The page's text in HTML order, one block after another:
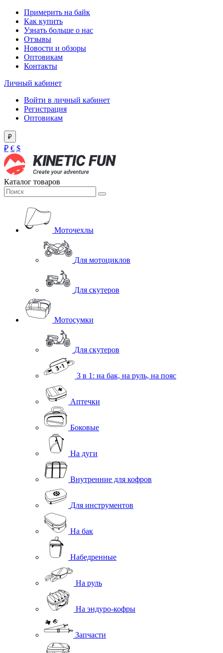
Примерить на байк
Как купить
Узнать больше о нас
Отзывы
Новости и обзоры
Оптовикам
Контакты
Личный кабинет
Войти в личный кабинет
Регистрация
Оптовикам
₽
₽ € $
Каталог товаров
Моточехлы
Для мотоциклов
Для скутеров
Мотосумки
Для скутеров
3 в 1: на бак, на руль, на пояс
Аптечки
Боковые
На дуги
Внутренние для кофров
Для инструментов
На бак
Набедренные
На руль
На эндуро-кофры
Запчасти